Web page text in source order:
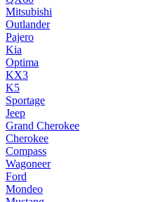
Mitsubishi
Outlander
Pajero
Kia
Optima
KX3
K5
Sportage
Jeep
Grand Cherokee
Cherokee
Compass
Wagoneer
Ford
Mondeo